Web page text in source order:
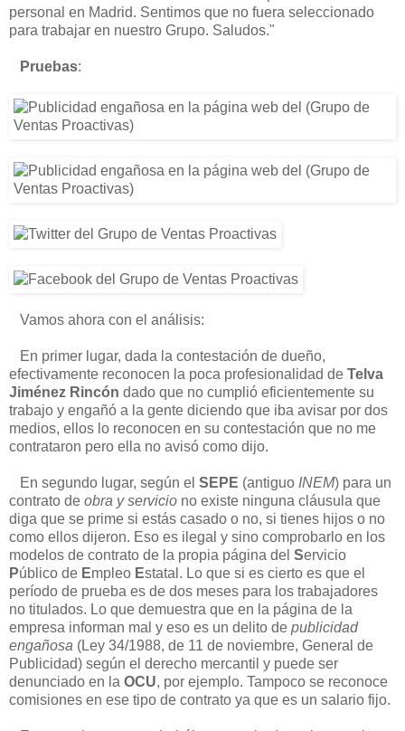
personal en Madrid. Sentimos que no fuera seleccionado
para trabajar en nuestro Grupo. Saludos."
Pruebas:
Vamos ahora con el análisis:
En primer lugar, dada la contestación de dueño,
efectivamente reconocen la poca profesionalidad de Telva
Jiménez Rincón dado que no cumplió eficientemente su
trabajo y engañó a la gente diciendo que iba avisar por dos
medios, ellos lo reconocen en su contestación que no me
contrataron pero ella no avisó como dijo.
En segundo lugar, según el SEPE (antiguo INEM) para un
contrato de obra y servicio no existe ninguna cláusula que
diga que se prime si estás casado o no, si tienes hijos o no
como ellos dijeron. Eso es ilegal y sino comprobarlo en los
modelos de contrato de la propia página del Servicio
Público de Empleo Estatal. Lo que si es cierto es que el
período de prueba es de dos meses para los trabajadores
no titulados. Lo que demuestra que en la página de la
empresa informan mal y eso es un delito de publicidad
engañosa (Ley 34/1988, de 11 de noviembre, General de
Publicidad) según el derecho mercantil y puede ser
denunciado en la OCU, por ejemplo. Tampoco se reconoce
comisiones en ese tipo de contrato ya que es un salario fijo.